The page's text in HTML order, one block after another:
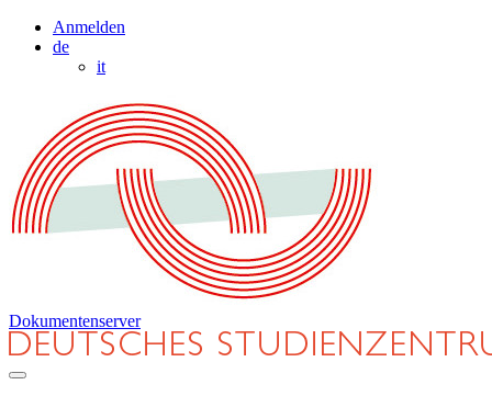
Anmelden
de
it
Dokumentenserver